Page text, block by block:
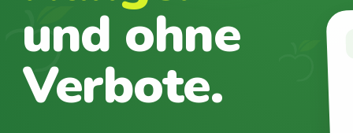
und ohne
Verbote.